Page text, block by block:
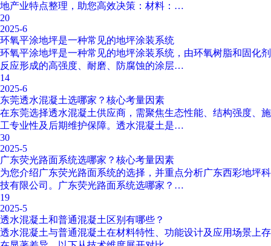
地产业特点整理，助您高效决策：材料：…
20
2025-6
环氧平涂地坪是一种常见的地坪涂装系统
环氧平涂地坪是一种常见的地坪涂装系统，由环氧树脂和固化剂
反应形成的高强度、耐磨、防腐蚀的涂层…
14
2025-6
东莞透水混凝土选哪家？核心考量因素
在东莞选择透水混凝土供应商，需聚焦生态性能、结构强度、施
工专业性及后期维护保障。透水混凝土是…
30
2025-5
广东荧光路面系统选哪家？核心考量因素
为您介绍广东荧光路面系统的选择，并重点分析广东西彩地坪科
技有限公司。广东荧光路面系统选哪家？…
19
2025-5
透水混凝土和普通混凝土区别有哪些？
透水混凝土与普通混凝土在材料特性、功能设计及应用场景上存